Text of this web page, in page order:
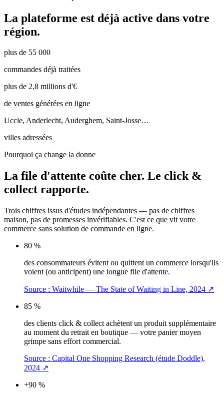
La plateforme est déjà active dans votre
région.
plus de 55 000
commandes déjà traitées
plus de 2,8 millions d'€
de ventes générées en ligne
Uccle, Anderlecht, Auderghem, Saint-Josse…
villes adressées
Pourquoi ça change la donne
La file d'attente coûte cher. Le click &
collect rapporte.
Trois chiffres issus d'études indépendantes — pas de chiffres
maison, pas de promesses invérifiables. C'est ce que vit votre
commerce sans solution de commande en ligne.
80 %
des consommateurs évitent ou quittent un commerce lorsqu'ils
voient (ou anticipent) une longue file d'attente.
Source : Waitwhile — The State of Waiting in Line, 2024 ↗
85 %
des clients click & collect achètent un produit supplémentaire
au moment du retrait en boutique — votre panier moyen
grimpe sans effort commercial.
Source : Capital One Shopping Research (étude Doddle),
2024 ↗
+90 %